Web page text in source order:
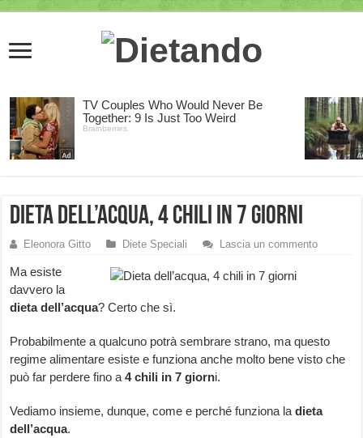
Dieta dell’acqua, 4 chili in 7 giorni
Eleonora Gitto Diete Speciali Lascia un commento
Ma esiste
davvero la
dieta dell’acqua? Certo che sì.
Probabilmente a qualcuno potrà sembrare strano, ma questo
regime alimentare esiste e funziona anche molto bene visto che
può far perdere fino a 4 chili in 7 giorni.
Vediamo insieme, dunque, come e perché funziona la dieta
dell’acqua.